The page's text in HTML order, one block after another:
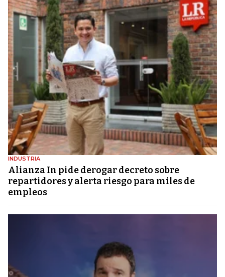
INDUSTRIA
Alianza In pide derogar decreto sobre
repartidores y alerta riesgo para miles de
empleos